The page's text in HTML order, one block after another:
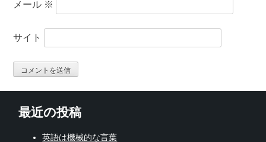
メール ※
サイト
最近の投稿
英語は機械的な言葉